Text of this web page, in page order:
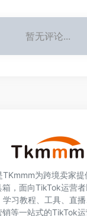
暂无评论...
为跨境卖家
，面向TikTok运营者
习教程、工具、直播
销等一站式的TikTok